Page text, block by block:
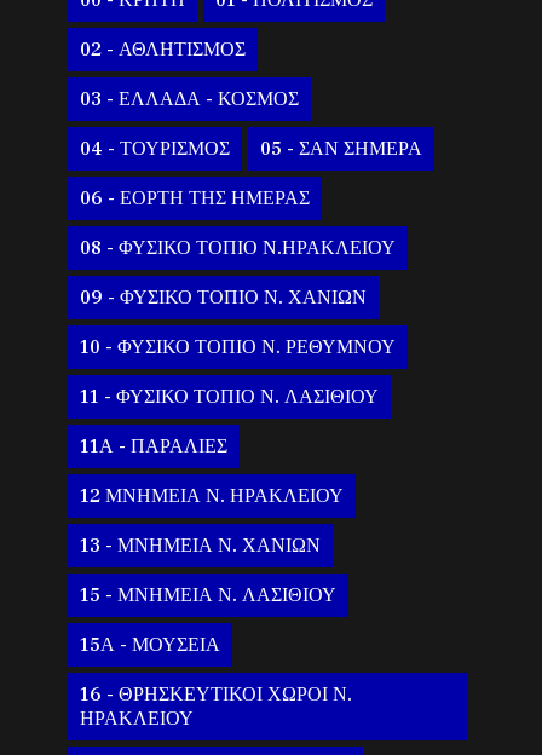
02 - ΑΘΛΗΤΙΣΜΟΣ
03 - ΕΛΛΑΔΑ - ΚΟΣΜΟΣ
04 - ΤΟΥΡΙΣΜΟΣ 05 - ΣΑΝ ΣΗΜΕΡΑ
06 - ΕΟΡΤΗ ΤΗΣ ΗΜΕΡΑΣ
08 - ΦΥΣΙΚΟ ΤΟΠΙΟ Ν.ΗΡΑΚΛΕΙΟΥ
09 - ΦΥΣΙΚΟ ΤΟΠΙΟ Ν. ΧΑΝΙΩΝ
10 - ΦΥΣΙΚΟ ΤΟΠΙΟ Ν. ΡΕΘΥΜΝΟΥ
11 - ΦΥΣΙΚΟ ΤΟΠΙΟ Ν. ΛΑΣΙΘΙΟΥ
11Α - ΠΑΡΑΛΙΕΣ
12 ΜΝΗΜΕΙΑ Ν. ΗΡΑΚΛΕΙΟΥ
13 - ΜΝΗΜΕΙΑ Ν. ΧΑΝΙΩΝ
15 - ΜΝΗΜΕΙΑ Ν. ΛΑΣΙΘΙΟΥ
15Α - ΜΟΥΣΕΙΑ
16 - ΘΡΗΣΚΕΥΤΙΚΟΙ ΧΩΡΟΙ Ν.
ΗΡΑΚΛΕΙΟΥ